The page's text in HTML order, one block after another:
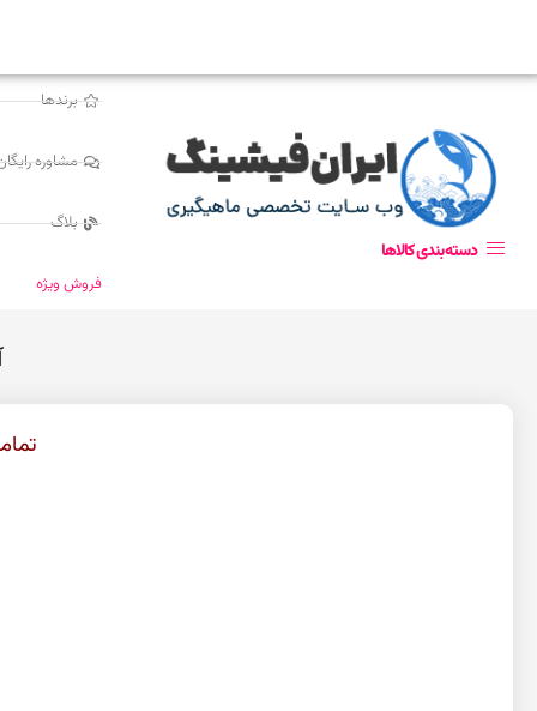
دسته‌بندی کالاها
برندها
مشاوره
بلاگ
فروش ویژه